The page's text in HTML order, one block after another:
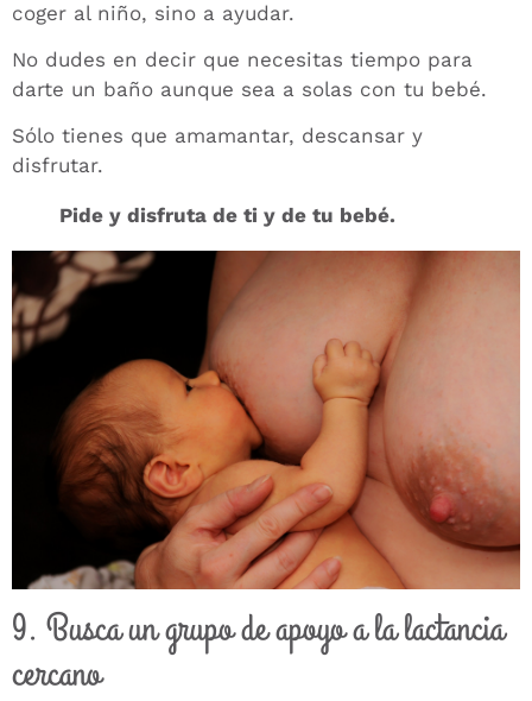
coger al niño, sino a ayudar.
No dudes en decir que necesitas tiempo para
darte un baño aunque sea a solas con tu bebé.
Sólo tienes que amamantar, descansar y
disfrutar.
Pide y disfruta de ti y de tu bebé.
9. Busca un grupo de apoyo a la lactancia
cercano